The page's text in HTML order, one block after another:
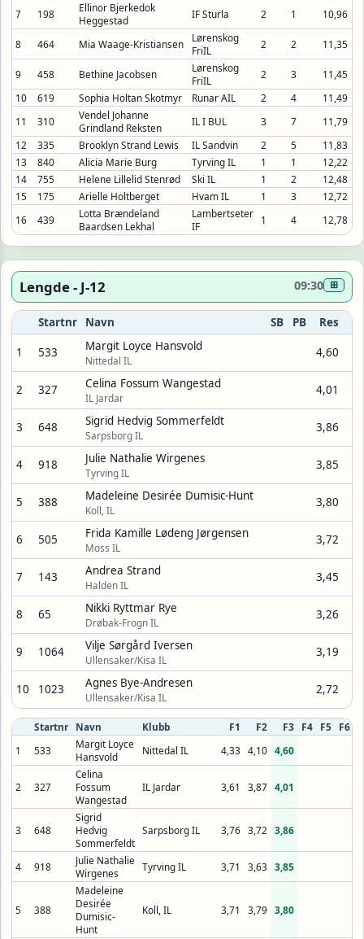
7
198
Ellinor Bjerkedok
Heggestad
IF Sturla 2 1 10,96
8 464 Mia Waage-Kristiansen
Lørenskog
FriIL
2 2 11,35
9 458 Bethine Jacobsen
Lørenskog
FriIL
2 3
11,45
10
619 Sophia Holtan Skotmyr Runar AIL 2 4
11,49
11
310
Vendel Johanne
Grindland Reksten
IL I BUL 3 7
11,79
12
335 Brooklyn Strand Lewis IL Sandvin 2 5
11,83
13
840 Alicia Marie Burg Tyrving IL 1 1
12,22
14
755 Helene Lillelid Stenrød Ski IL 1 2
12,48
15
175 Arielle Holtberget Hvam IL 1 3
12,72
16
439
Lotta Brændeland
Baardsen Lekhal
Lambertseter
IF
1 4 12,78
Lengde - J-12 09:30 ⊞
Startnr Navn SB PB Res
1 533 Margit Loyce Hansvold
Nittedal IL
4,60
2 327 Celina Fossum Wangestad
IL Jardar
4,01
3 648 Sigrid Hedvig Sommerfeldt
Sarpsborg IL
3,86
4 918 Julie Nathalie Wirgenes
Tyrving IL
3,85
5 388 Madeleine Desirée Dumisic-Hunt
Koll, IL
3,80
6 505 Frida Kamille Lødeng Jørgensen
Moss IL
3,72
7 143 Andrea Strand
Halden IL
3,45
8 65 Nikki Ryttmar Rye
Drøbak-Frogn IL
3,26
9 1064 Vilje Sørgård Iversen
Ullensaker/Kisa IL
3,19
10 1023 Agnes Bye-Andresen
Ullensaker/Kisa IL
2,72
Startnr Navn Klubb F1 F2 F3 F4 F5
F6
1
533
Margit Loyce
Hansvold
Nittedal IL 4,33 4,10 4,60
2 327
Celina
Fossum
Wangestad
IL Jardar 3,61 3,87 4,01
3 648
Sigrid
Hedvig
Sommerfeldt
Sarpsborg IL 3,76 3,72 3,86
4 918
Julie Nathalie
Wirgenes
Tyrving IL 3,71 3,63 3,85
5 388
Madeleine
Desirée
Dumisic-
Hunt
Koll, IL 3,71 3,79 3,80